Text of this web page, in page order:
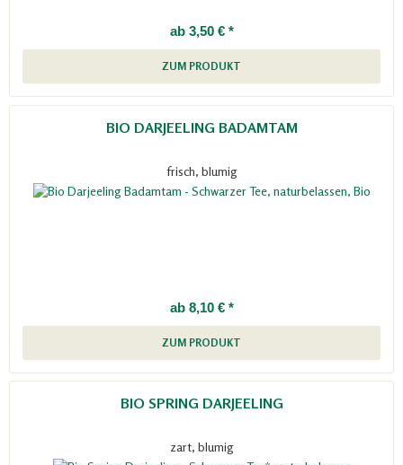
ab 3,50 € *
ZUM PRODUKT
BIO DARJEELING BADAMTAM
frisch, blumig
ab 8,10 € *
ZUM PRODUKT
BIO SPRING DARJEELING
zart, blumig